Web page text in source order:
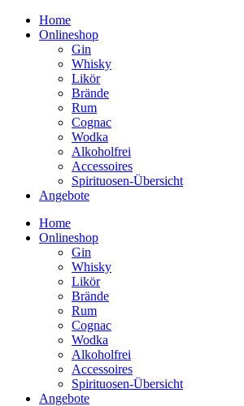
Home
Onlineshop
Gin
Whisky
Likör
Brände
Rum
Cognac
Wodka
Alkoholfrei
Accessoires
Spirituosen-Übersicht
Angebote
Home
Onlineshop
Gin
Whisky
Likör
Brände
Rum
Cognac
Wodka
Alkoholfrei
Accessoires
Spirituosen-Übersicht
Angebote